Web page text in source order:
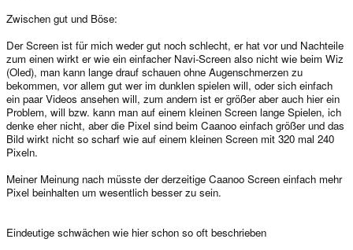
Zwischen gut und Böse:
Der Screen ist für mich weder gut noch schlecht, er hat vor und Nachteile
zum einen wirkt er wie ein einfacher Navi-Screen also nicht wie beim Wiz
(Oled), man kann lange drauf schauen ohne Augenschmerzen zu
bekommen, vor allem gut wer im dunklen spielen will, oder sich einfach
ein paar Videos ansehen will, zum andern ist er größer aber auch hier ein
Problem, will bzw. kann man auf einem kleinen Screen lange Spielen, ich
denke eher nicht, aber die Pixel sind beim Caanoo einfach größer und das
Bild wirkt nicht so scharf wie auf einem kleinen Screen mit 320 mal 240
Pixeln.
Meiner Meinung nach müsste der derzeitige Caanoo Screen einfach mehr
Pixel beinhalten um wesentlich besser zu sein.
Eindeutige schwächen wie hier schon so oft beschrieben